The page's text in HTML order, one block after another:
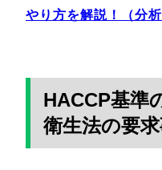
やり方を解説！（分
HACCP基準
衛生法の要